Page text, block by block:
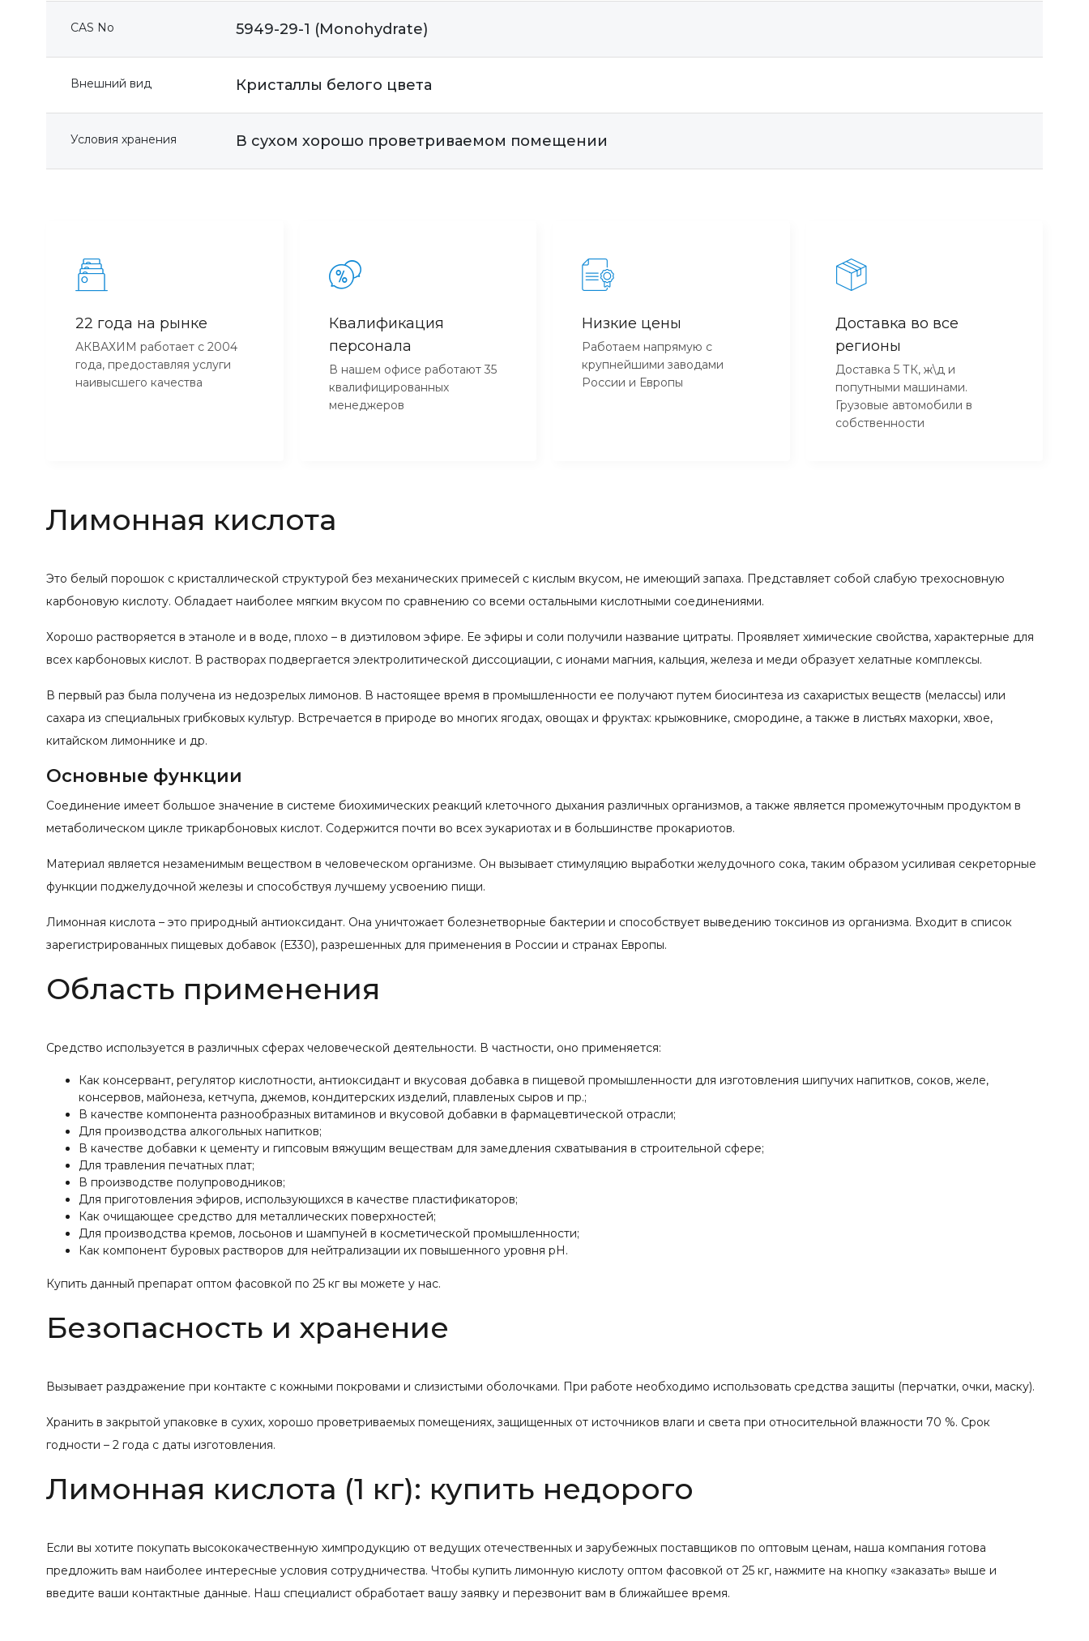
CAS No 5949-29-1 (Monohydrate)
Внешний вид Кристаллы белого цвета
Условия хранения В сухом хорошо проветриваемом помещении
22 года на рынке
АКВАХИМ работает с 2004
года, предоставляя услуги
наивысшего качества
Квалификация
персонала
В нашем офисе работают 35
квалифицированных
менеджеров
Низкие цены
Работаем напрямую с
крупнейшими заводами
России и Европы
Доставка во все
регионы
Доставка 5 ТК, ж\д и
попутными машинами.
Грузовые автомобили в
собственности
Лимонная кислота
Это белый порошок с кристаллической структурой без механических примесей с кислым вкусом, не имеющий запаха. Представляет собой слабую трехосновную
карбоновую кислоту. Обладает наиболее мягким вкусом по сравнению со всеми остальными кислотными соединениями.
Хорошо растворяется в этаноле и в воде, плохо – в диэтиловом эфире. Ее эфиры и соли получили название цитраты. Проявляет химические свойства, характерные для
всех карбоновых кислот. В растворах подвергается электролитической диссоциации, с ионами магния, кальция, железа и меди образует хелатные комплексы.
В первый раз была получена из недозрелых лимонов. В настоящее время в промышленности ее получают путем биосинтеза из сахаристых веществ (мелассы) или
сахара из специальных грибковых культур. Встречается в природе во многих ягодах, овощах и фруктах: крыжовнике, смородине, а также в листьях махорки, хвое,
китайском лимоннике и др.
Основные функции
Соединение имеет большое значение в системе биохимических реакций клеточного дыхания различных организмов, а также является промежуточным продуктом в
метаболическом цикле трикарбоновых кислот. Содержится почти во всех эукариотах и в большинстве прокариотов.
Материал является незаменимым веществом в человеческом организме. Он вызывает стимуляцию выработки желудочного сока, таким образом усиливая секреторные
функции поджелудочной железы и способствуя лучшему усвоению пищи.
Лимонная кислота – это природный антиоксидант. Она уничтожает болезнетворные бактерии и способствует выведению токсинов из организма. Входит в список
зарегистрированных пищевых добавок (Е330), разрешенных для применения в России и странах Европы.
Область применения
Средство используется в различных сферах человеческой деятельности. В частности, оно применяется:
Как консервант, регулятор кислотности, антиоксидант и вкусовая добавка в пищевой промышленности для изготовления шипучих напитков, соков, желе,
консервов, майонеза, кетчупа, джемов, кондитерских изделий, плавленых сыров и пр.;
В качестве компонента разнообразных витаминов и вкусовой добавки в фармацевтической отрасли;
Для производства алкогольных напитков;
В качестве добавки к цементу и гипсовым вяжущим веществам для замедления схватывания в строительной сфере;
Для травления печатных плат;
В производстве полупроводников;
Для приготовления эфиров, использующихся в качестве пластификаторов;
Как очищающее средство для металлических поверхностей;
Для производства кремов, лосьонов и шампуней в косметической промышленности;
Как компонент буровых растворов для нейтрализации их повышенного уровня pH.
Купить данный препарат оптом фасовкой по 25 кг вы можете у нас.
Безопасность и хранение
Вызывает раздражение при контакте с кожными покровами и слизистыми оболочками. При работе необходимо использовать средства защиты (перчатки, очки, маску).
Хранить в закрытой упаковке в сухих, хорошо проветриваемых помещениях, защищенных от источников влаги и света при относительной влажности 70 %. Срок
годности – 2 года с даты изготовления.
Лимонная кислота (1 кг): купить недорого
Если вы хотите покупать высококачественную химпродукцию от ведущих отечественных и зарубежных поставщиков по оптовым ценам, наша компания готова
предложить вам наиболее интересные условия сотрудничества. Чтобы купить лимонную кислоту оптом фасовкой от 25 кг, нажмите на кнопку «заказать» выше и
введите ваши контактные данные. Наш специалист обработает вашу заявку и перезвонит вам в ближайшее время.